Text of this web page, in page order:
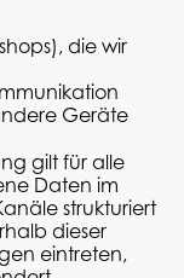
die wir
Geräte
gilt für alle
Daten im
strukturiert
dieser
eintreten,